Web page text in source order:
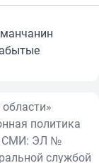
политика
СМИ: ЭЛ №
службой